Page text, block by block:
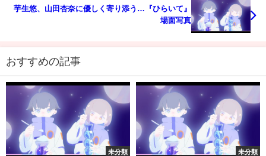
芋生悠、山田杏奈に優しく寄り添う…『ひらいて』
場面写真
おすすめの記事
未分類 未分類